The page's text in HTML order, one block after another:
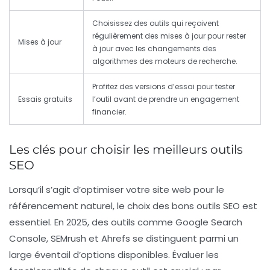
Mises à jour
Choisissez des outils qui reçoivent
régulièrement des mises à jourpour rester
à jour avec les changements des
algorithmes des moteurs de recherche.
Essais gratuits
Profitez des versions d’essai pour tester
l’outil avant de prendre un engagement
financier.
Les clés pour choisir les meilleurs outils
SEO
Lorsqu’il s’agit d’optimiser votre site web pour le
référencement naturel, le choix des bons outils SEO est
essentiel. En 2025, des outils comme Google Search
Console,SEMrush et Ahrefs se distinguent parmi un
large éventail d’options disponibles. Évaluer les